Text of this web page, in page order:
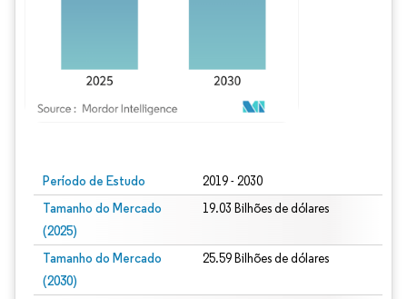
Período de Estudo 2019 - 2030
Tamanho do Mercado
(2025)
19.03 Bilhões de dólares
Tamanho do Mercado
(2030)
25.59 Bilhões de dólares